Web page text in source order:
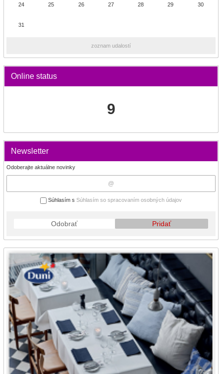
24 25 26 27 28 29 30
31
zoznam udalostí
Online status
9
Newsletter
Odoberajte aktuálne novinky
Súhlasím s Súhlasím so spracovaním osobných údajov
Odobrať Pridať